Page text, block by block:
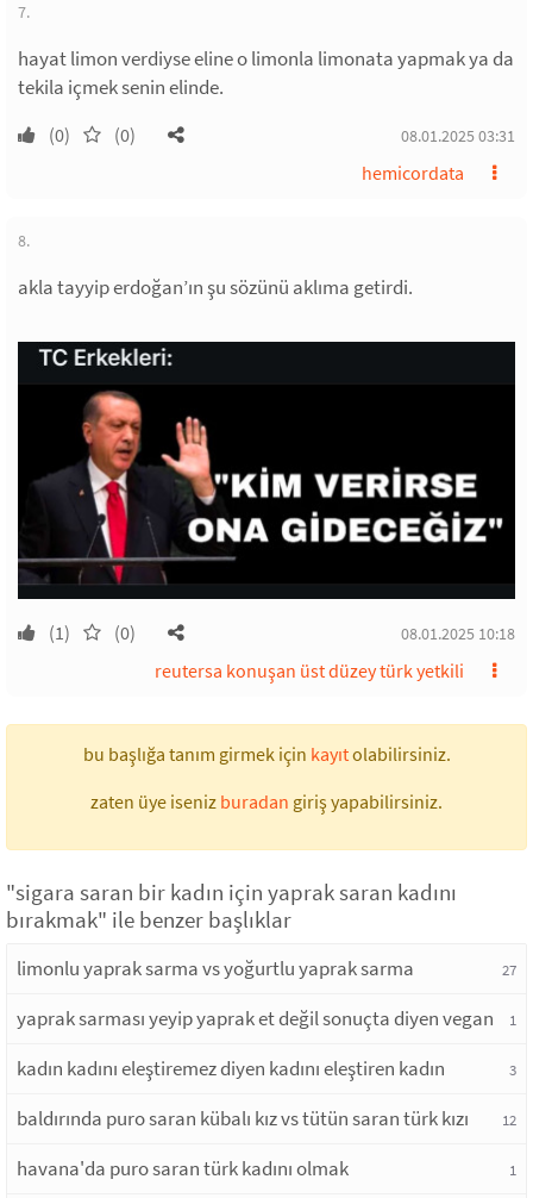
7.
hayat limon verdiyse eline o limonla limonata yapmak ya da
tekila içmek senin elinde.
(0) (0) 08.01.2025 03:31
hemicordata
8.
akla tayyip erdoğan’ın şu sözünü aklıma getirdi.
(1) (0) 08.01.2025 10:18
reutersa konuşan üst düzey türk yetkili
bu başlığa tanım girmek için kayıtolabilirsiniz.
zaten üye iseniz buradan giriş yapabilirsiniz.
"sigara saran bir kadın için yaprak saran kadını
bırakmak" ile benzer başlıklar
limonlu yaprak sarma vs yoğurtlu yaprak sarma 27
yaprak sarması yeyip yaprak et değil sonuçta diyen vegan 1
kadın kadını eleştiremez diyen kadını eleştiren kadın 3
baldırında puro saran kübalı kız vs tütün saran türk kızı 12
havana'da puro saran türk kadını olmak 1